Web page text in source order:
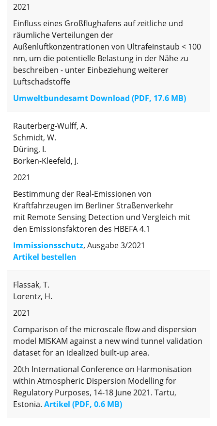
2021
Einfluss eines Großflughafens auf zeitliche und
räumliche Verteilungen der
Außenluftkonzentrationen von Ultrafeinstaub < 100
nm, um die potentielle Belastung in der Nähe zu
beschreiben - unter Einbeziehung weiterer
Luftschadstoffe
Umweltbundesamt Download (PDF, 17.6 MB)
Rauterberg-Wulff, A.
Schmidt, W.
Düring, I.
Borken-Kleefeld, J.
2021
Bestimmung der Real-Emissionen von
Kraftfahrzeugen im Berliner Straßenverkehr
mit Remote Sensing Detection und Vergleich mit
den Emissionsfaktoren des HBEFA 4.1
Immissionsschutz, Ausgabe 3/2021
Artikel bestellen
Flassak, T.
Lorentz, H.
2021
Comparison of the microscale flow and dispersion
model MISKAM against a new wind tunnel validation
dataset for an idealized built-up area.
20th International Conference on Harmonisation
within Atmospheric Dispersion Modelling for
Regulatory Purposes, 14-18 June 2021. Tartu,
Estonia. Artikel (PDF, 0.6 MB)